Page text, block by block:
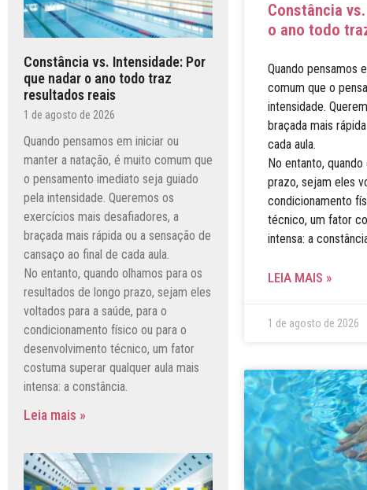
Constância vs. Intensidade: Por
que nadar o ano todo traz
resultados reais
1 de agosto de 2026
Quando pensamos em iniciar ou
manter a natação, é muito comum que
o pensamento imediato seja guiado
pela intensidade. Queremos os
exercícios mais desafiadores, a
braçada mais rápida ou a sensação de
cansaço ao final de cada aula.
No entanto, quando olhamos para os
resultados de longo prazo, sejam eles
voltados para a saúde, para o
condicionamento físico ou para o
desenvolvimento técnico, um fator
costuma superar qualquer aula mais
intensa: a constância.
Leia mais »
Constância
o ano todo
Quando pensamos
comum que o
intensidade.
braçada mais
cada aula.
No entanto,
prazo, sejam eles
condicionamento
técnico, um fator
intensa: a
LEIA MAIS »
1 de agosto de 2026